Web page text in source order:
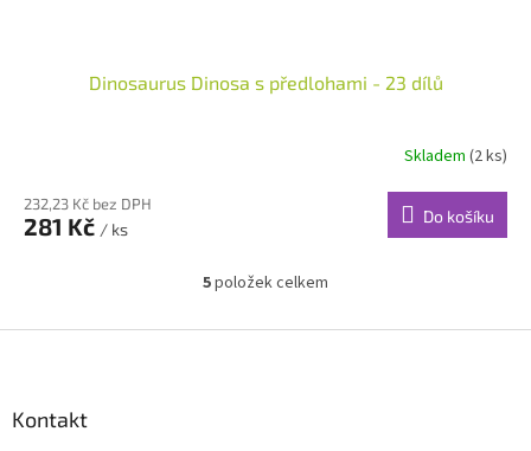
Dinosaurus Dinosa s předlohami - 23 dílů
Skladem (2 ks)
232,23 Kč bez DPH
281 Kč / ks
Do košíku
O
l
5položek celkem
Kontakt